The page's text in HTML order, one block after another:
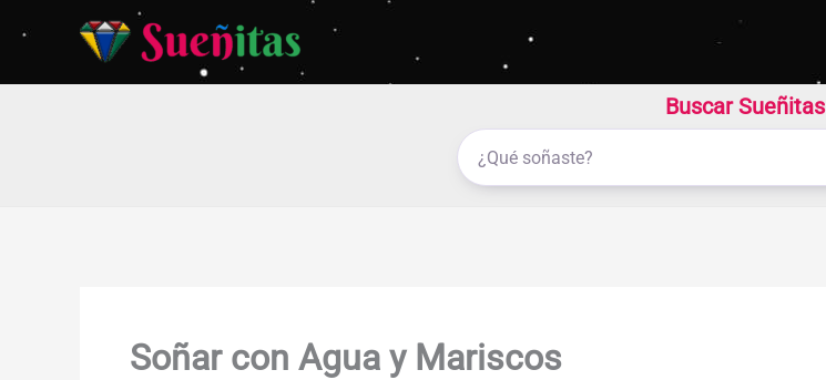
contenido
Buscar Sueñitas
Soñar con Agua y Mariscos